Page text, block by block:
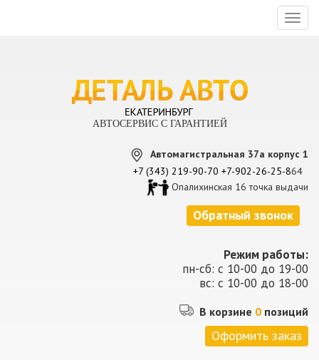
АВТОСЕРВИС С ГАРАНТИЕЙ
Автомагистральная 37а корпус 1
+7 (343) 219-90-70 +7-902-26-25-864
Опалихинская 16 точка выдачи
Обратный звонок
Режим работы:
пн-сб: с 10-00 до 19-00
вс: с 10-00 до 18-00
В корзине 0 позиций
Оформить заказ